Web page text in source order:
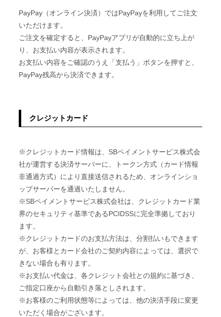
PayPay（オンライン決済）ではPayPayを利用してご注文
いただけます。
ご注文を確定すると、PayPayアプリが自動的に立ち上が
り、お支払い内容が表示されます。
お支払い内容をご確認のうえ「支払う」ボタンを押すと、
PayPay残高から決済できます。
クレジットカード
※クレジットカード情報は、SBペイメントサービス株式会
社が運営する決済サーバーに、トークン方式（カード情報
非通過方式）により直接送信されるため、オンラインショ
ップサーバーを通過いたしません。
※SBペイメントサービス株式会社は、クレジットカード業
界のセキュリティ基準であるPCIDSSに完全準拠しており
ます。
※クレジットカードのお支払方法は、分割払いもできます
が、お客様とカード会社のご契約内容によっては、選択で
きない場合も有ります。
※お支払い代金は、各クレジット会社との規約に基づき、
ご指定口座から自動引き落としされます。
※お客様のご利用状態等によっては、他の決済手段に変更
いただく場合がございます。